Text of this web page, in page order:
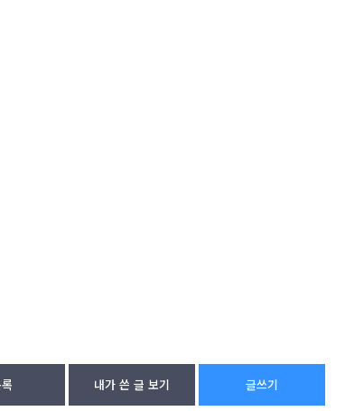
내가 쓴 글 보기 글쓰기